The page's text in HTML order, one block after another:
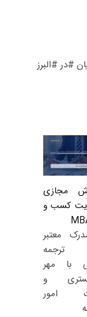
#در #البرز
مجازی
کسب و
معتبر
ترجمه
با مهر
و
امور